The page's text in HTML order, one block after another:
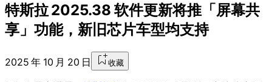
特斯拉 2025.38 软件更新将推「屏幕共
享」功能，新旧芯片车型均支持
2025 年 10 月 20 日 收藏